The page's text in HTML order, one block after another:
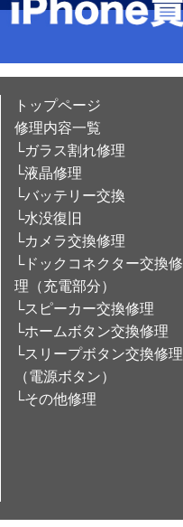
トップページ
修理内容一覧
└ガラス割れ修理
└液晶修理
└バッテリー交換
└水没復旧
└カメラ交換修理
└ドックコネクター交換修
理（充電部分）
└スピーカー交換修理
└ホームボタン交換修理
└スリープボタン交換修理
（電源ボタン）
└その他修理